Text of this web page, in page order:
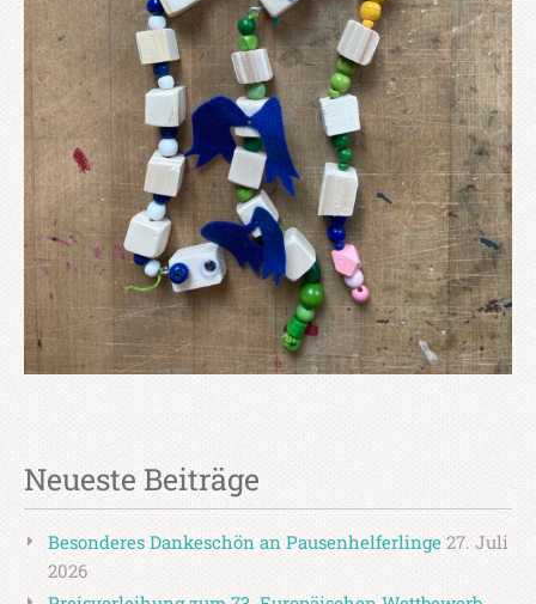
Neueste Beiträge
Besonderes Dankeschön an Pausenhelferlinge 27. Juli
2026